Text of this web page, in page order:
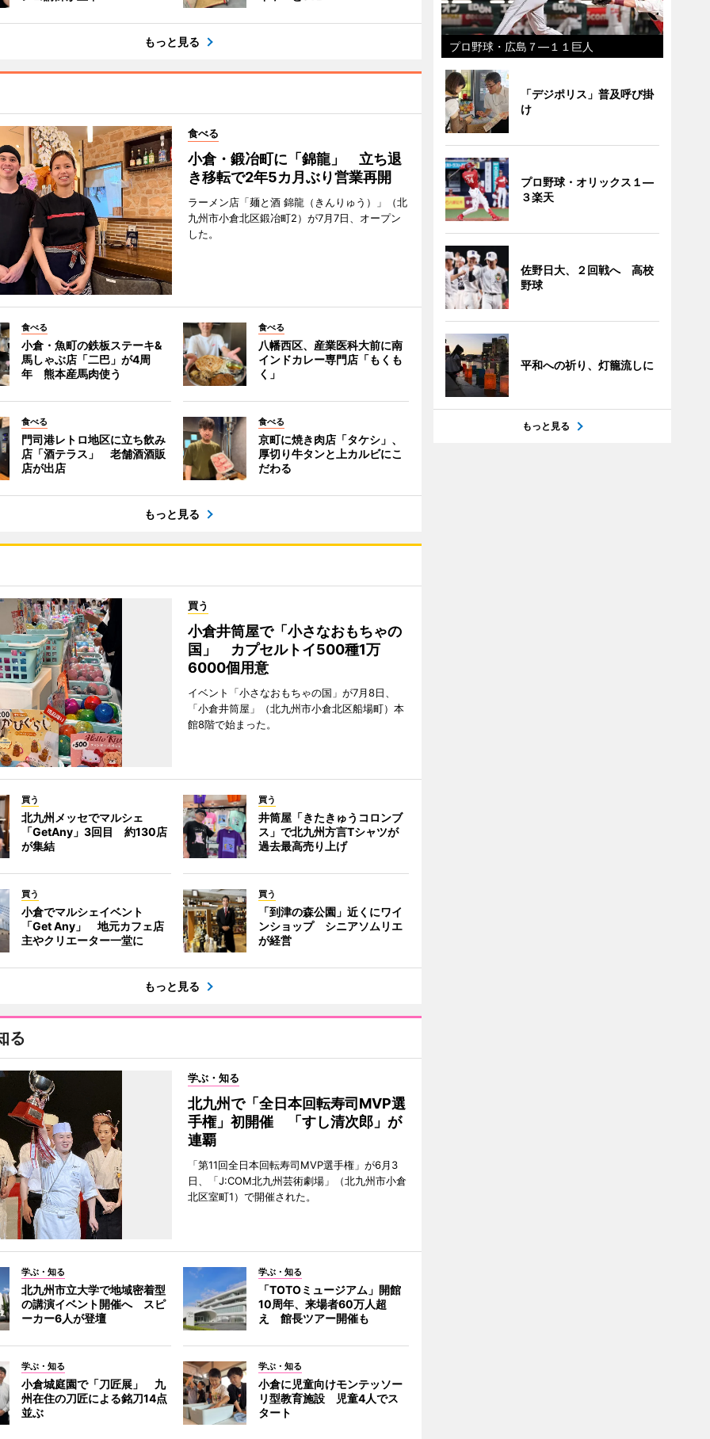
もっと見る
食べる
小倉・鍛冶町に「錦龍」 立ち退
き移転で2年5カ月ぶり営業再開
ラーメン店「麺と酒 錦龍（きんりゅう）」（北
九州市小倉北区鍛冶町2）が7月7日、オープン
した。
食べる
小倉・魚町の鉄板ステーキ&
馬しゃぶ店「二巴」が4周
年 熊本産馬肉使う
食べる
八幡西区、産業医科大前に南
インドカレー専門店「もくも
く」
食べる
門司港レトロ地区に立ち飲み
店「酒テラス」 老舗酒酒販
店が出店
食べる
京町に焼き肉店「タケシ」、
厚切り牛タンと上カルビにこ
だわる
もっと見る
買う
小倉井筒屋で「小さなおもちゃの
国」 カプセルトイ500種1万
6000個用意
イベント「小さなおもちゃの国」が7月8日、
「小倉井筒屋」（北九州市小倉北区船場町）本
館8階で始まった。
買う
北九州メッセでマルシェ
「GetAny」3回目 約130店
が集結
買う
井筒屋「きたきゅうコロンブ
ス」で北九州方言Tシャツが
過去最高売り上げ
買う
小倉でマルシェイベント
「Get Any」 地元カフェ店
主やクリエーター一堂に
買う
「到津の森公園」近くにワイ
ンショップ シニアソムリエ
が経営
もっと見る
る
学ぶ・知る
北九州で「全日本回転寿司MVP選
手権」初開催 「すし清次郎」が
連覇
「第11回全日本回転寿司MVP選手権」が6月3
日、「J:COM北九州芸術劇場」（北九州市小倉
北区室町1）で開催された。
学ぶ・知る
北九州市立大学で地域密着型
の講演イベント開催へ スピ
ーカー6人が登壇
学ぶ・知る
「TOTOミュージアム」開館
10周年、来場者60万人超
え 館長ツアー開催も
学ぶ・知る
小倉城庭園で「刀匠展」 九
州在住の刀匠による銘刀14点
並ぶ
学ぶ・知る
小倉に児童向けモンテッソー
リ型教育施設 児童4人でス
タート
プロ野球・広島７―１１巨人
「デジポリス」普及呼び掛
け
プロ野球・オリックス１―
３楽天
佐野日大、２回戦へ 高校
野球
平和への祈り、灯籠流しに
もっと見る